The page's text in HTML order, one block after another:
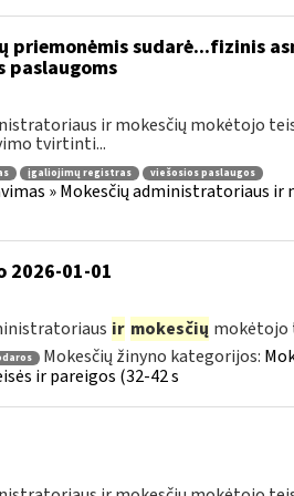
sudarė...fizinis
paslaugoms
ir mokesčių mokėtojo
tvirtinti...
įgaliojimų registras viešosios paslaugos
» Mokesčių administratoriaus ir
01-01
ir mokesčių mokėtojo
Mokesčių žinyno kategorijos:
ir pareigos (32-42 s